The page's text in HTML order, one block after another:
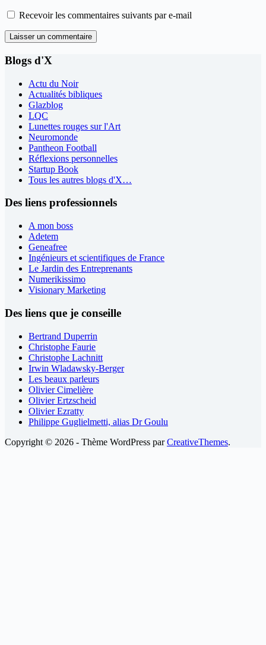
Recevoir les commentaires suivants par e-mail
Laisser un commentaire
Blogs d'X
Actu du Noir
Actualités bibliques
Glazblog
LQC
Lunettes rouges sur l'Art
Neuromonde
Pantheon Football
Réflexions personnelles
Startup Book
Tous les autres blogs d'X…
Des liens professionnels
A mon boss
Adetem
Geneafree
Ingénieurs et scientifiques de France
Le Jardin des Entreprenants
Numerikissimo
Visionary Marketing
Des liens que je conseille
Bertrand Duperrin
Christophe Faurie
Christophe Lachnitt
Irwin Wladawsky-Berger
Les beaux parleurs
Olivier Cimelière
Olivier Ertzscheid
Olivier Ezratty
Philippe Guglielmetti, alias Dr Goulu
Copyright © 2026 - Thème WordPress parCreativeThemes.